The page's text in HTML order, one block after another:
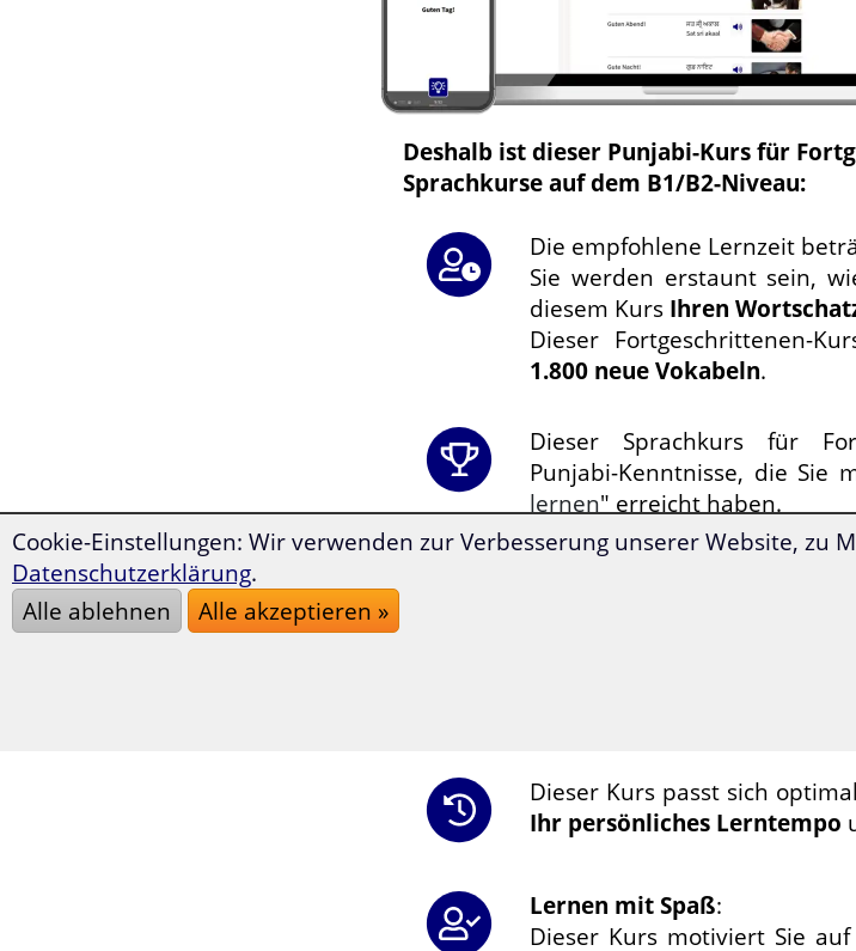
Deshalb ist dieser Punjabi-Kurs für
Sprachkurse auf dem B1/B2-Niveau:
Die empfohlene Lernzeit
Sie werden erstaunt sein,
diesem Kurs Ihren
Dieser Fortgeschrittenen-
1.800 neue Vokabeln.
Dieser Sprachkurs für
Punjabi-Kenntnisse, die Sie
lernen" erreicht haben.
Ihr Kurs beinhaltet einen
Mit diesem Test bekommen
Dieser Kurs passt sich
Ihr persönliches Lerntempo
Lernen mit Spaß:
Dieser Kurs motiviert Sie
Cookie-Einstellungen: Wir verwenden zur Verbesserung unserer Website, zu
Datenschutzerklärung.
Alle ablehnen
Alle akzeptieren »